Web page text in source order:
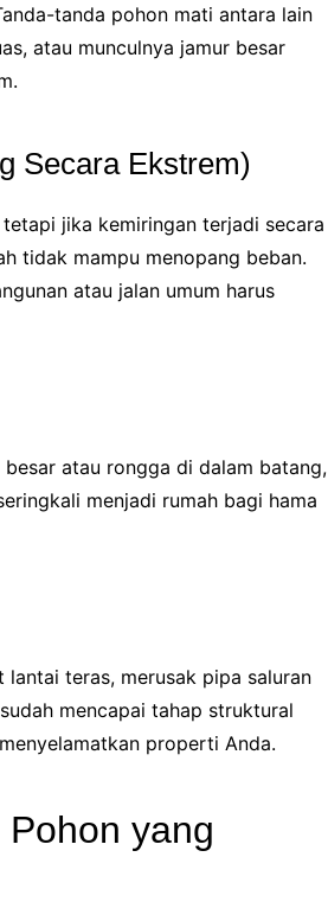
tanda pohon mati antara lain
atau munculnya jamur besar
Secara Ekstrem)
jika kemiringan terjadi secara
tidak mampu menopang beban.
atau jalan umum harus
atau rongga di dalam batang,
menjadi rumah bagi hama
teras, merusak pipa saluran
mencapai tahap struktural
properti Anda.
yang